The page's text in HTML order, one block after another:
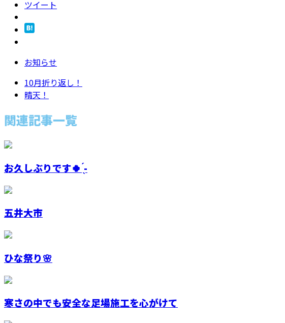
ツイート
お知らせ
10月折り返し！
晴天！
関連記事一覧
お久しぶりです🍀︎ ̖́-
五井大市
ひな祭り🌸
寒さの中でも安全な足場施工を心がけて